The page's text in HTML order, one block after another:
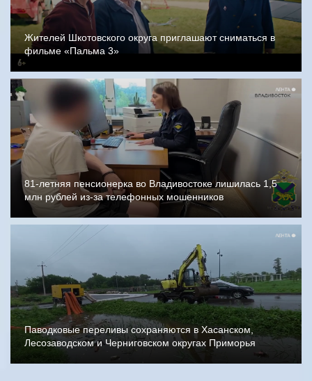
Жителей Шкотовского округа приглашают сниматься в
фильме «Пальма 3»
81-летняя пенсионерка во Владивостоке лишилась 1,5
млн рублей из-за телефонных мошенников
Паводковые переливы сохраняются в Хасанском,
Лесозаводском и Черниговском округах Приморья